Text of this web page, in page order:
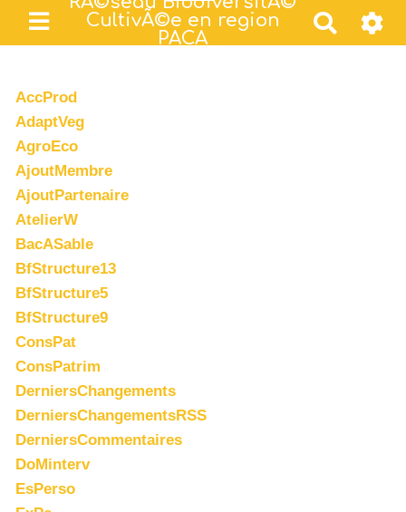
CultivÃ©e en region
PACA
e
AccProd
AdaptVeg
AgroEco
AjoutMembre
AjoutPartenaire
AtelierW
BacASable
BfStructure13
BfStructure5
BfStructure9
ConsPat
ConsPatrim
DerniersChangements
DerniersChangementsRSS
DerniersCommentaires
DoMinterv
EsPerso